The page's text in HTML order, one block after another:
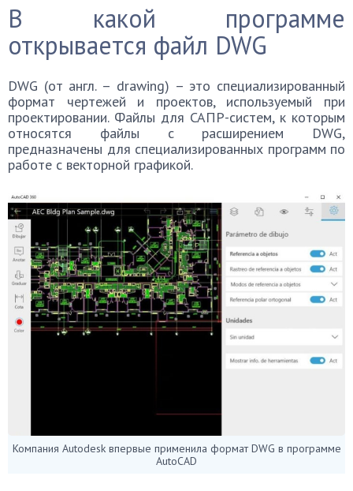
В какой программе
открывается файл DWG
DWG (от англ. – drawing) – это специализированный
формат чертежей и проектов, используемый при
проектировании. Файлы для САПР-систем, к которым
относятся файлы с расширением DWG,
предназначены для специализированных программ по
работе с векторной графикой.
Компания Autodesk впервые применила формат DWG в программе
AutoCAD